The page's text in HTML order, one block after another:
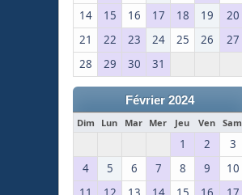
14
15 16 17 18 19
20
21
22 23 24 25 26
27
28
29 30 31
Février 2024
Dim Lun Mar Mer Jeu Ven Sam
1 2
3
4
5 6 7 8 9
10